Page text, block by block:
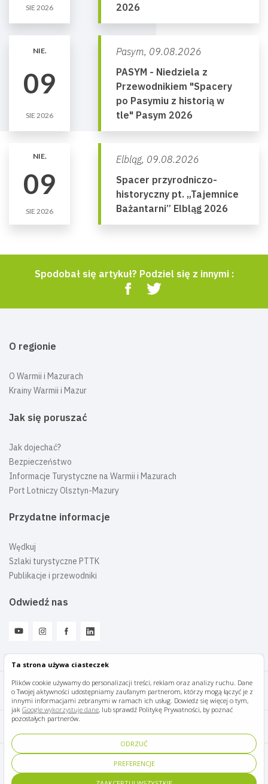
Ta strona używa ciasteczek
Plików cookie używamy do personalizacji treści, reklam oraz analizy ruchu. Dane
o Twojej aktywności udostępniamy zaufanym partnerom, którzy mogą łączyć je z
innymi informacjami zebranymi w ramach ich usług. Dowiedz się więcej o tym,
jak Google wykorzystuje dane, lub sprawdź Politykę Prywatności, by poznać
pozostałych partnerów.
ODRZUĆ
PREFERENCJE
SIE 2026
2026
NIE.
09
SIE 2026
Pasym, 09.08.2026
PASYM - Niedziela z
Przewodnikiem "Spacery
po Pasymiu z historią w
tle" Pasym 2026
NIE.
09
SIE 2026
Elbląg, 09.08.2026
Spacer przyrodniczo-
historyczny pt. „Tajemnice
Bażantarni” Elbląg 2026
Spodobał się artykuł? Podziel się z innymi :
O regionie
O Warmii i Mazurach
Krainy Warmii i Mazur
Jak się poruszać
Jak dojechać?
Bezpieczeństwo
Informacje Turystyczne na Warmii i Mazurach
Port Lotniczy Olsztyn-Mazury
Przydatne informacje
Wędkuj
Szlaki turystyczne PTTK
Publikacje i przewodniki
Odwiedź nas
Mazury Travel © 2026
Polityka prywatności